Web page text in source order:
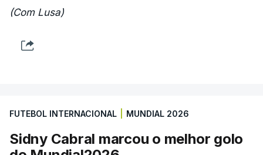
(Com Lusa)
FUTEBOL INTERNACIONAL MUNDIAL 2026
Sidny Cabral marcou o melhor golo